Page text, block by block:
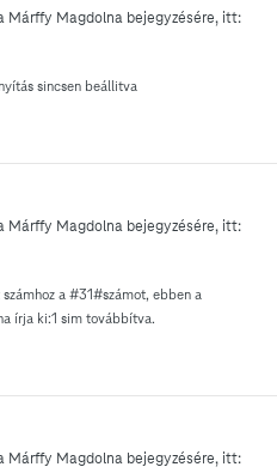
Márffy Magdolna bejegyzésére, itt:
sincsen beállitva
Márffy Magdolna bejegyzésére, itt:
a #31#számot, ebben a
írja ki:1 sim továbbítva.
Márffy Magdolna bejegyzésére, itt: